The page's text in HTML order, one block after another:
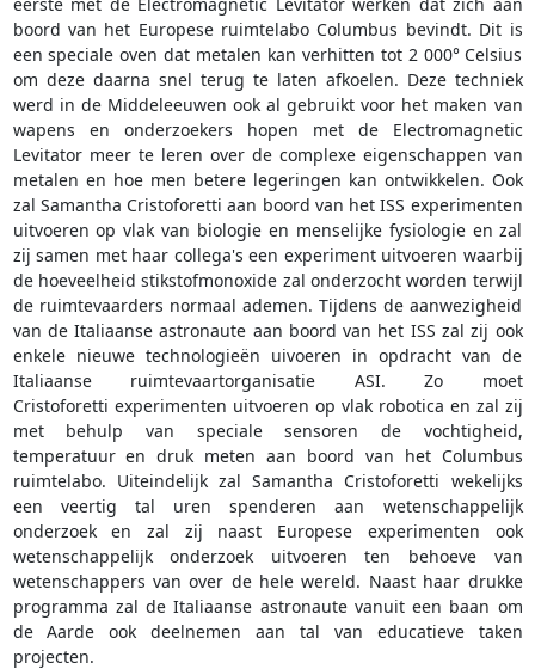
boord van het Europese ruimtelabo Columbus bevindt. Dit is
een speciale oven dat metalen kan verhitten tot 2 000° Celsius
om deze daarna snel terug te laten afkoelen. Deze techniek
werd in de Middeleeuwen ook al gebruikt voor het maken van
wapens en onderzoekers hopen met de Electromagnetic
Levitator meer te leren over de complexe eigenschappen van
metalen en hoe men betere legeringen kan ontwikkelen. Ook
zal Samantha Cristoforetti aan boord van het ISS experimenten
uitvoeren op vlak van biologie en menselijke fysiologie en zal
zij samen met haar collega's een experiment uitvoeren waarbij
de hoeveelheid stikstofmonoxide zal onderzocht worden terwijl
de ruimtevaarders normaal ademen. Tijdens de aanwezigheid
van de Italiaanse astronaute aan boord van het ISS zal zij ook
enkele nieuwe technologieën uivoeren in opdracht van de
Italiaanse ruimtevaartorganisatie ASI. Zo moet
Cristoforetti experimenten uitvoeren op vlak robotica en zal zij
met behulp van speciale sensoren de vochtigheid,
temperatuur en druk meten aan boord van het Columbus
ruimtelabo. Uiteindelijk zal Samantha Cristoforetti wekelijks
een veertig tal uren spenderen aan wetenschappelijk
onderzoek en zal zij naast Europese experimenten ook
wetenschappelijk onderzoek uitvoeren ten behoeve van
wetenschappers van over de hele wereld. Naast haar drukke
programma zal de Italiaanse astronaute vanuit een baan om
de Aarde ook deelnemen aan tal van educatieve taken
projecten.